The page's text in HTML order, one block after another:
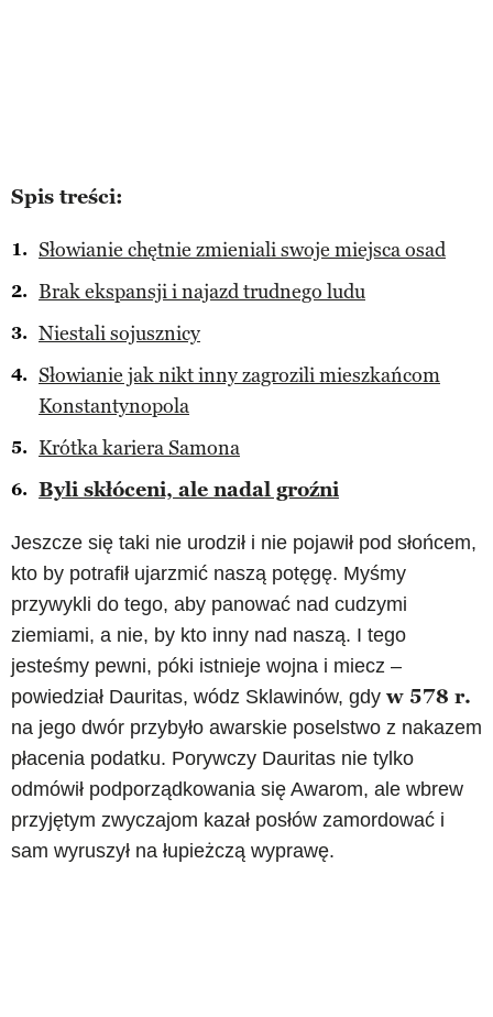
Spis treści:
Słowianie chętnie zmieniali swoje miejsca osad
Brak ekspansji i najazd trudnego ludu
Niestali sojusznicy
Słowianie jak nikt inny zagrozili mieszkańcom
Konstantynopola
Krótka kariera Samona
Byli skłóceni, ale nadal groźni
Jeszcze się taki nie urodził i nie pojawił pod słońcem,
kto by potrafił ujarzmić naszą potęgę. Myśmy
przywykli do tego, aby panować nad cudzymi
ziemiami, a nie, by kto inny nad naszą. I tego
jesteśmy pewni, póki istnieje wojna i miecz –
powiedział Dauritas, wódz Sklawinów, gdy w 578 r.
na jego dwór przybyło awarskie poselstwo z nakazem
płacenia podatku. Porywczy Dauritas nie tylko
odmówił podporządkowania się Awarom, ale wbrew
przyjętym zwyczajom kazał posłów zamordować i
sam wyruszył na łupieżczą wyprawę.